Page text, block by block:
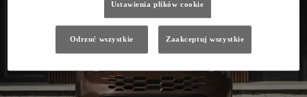
Ustawienia plików cookie
Odrzuć wszystkie Zaakceptuj wszystkie